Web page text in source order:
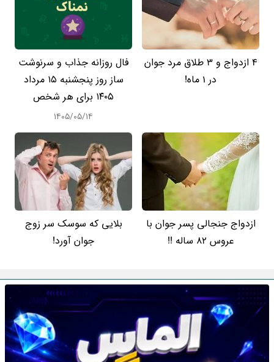
4 ازدواج و 3 طلاق مرد جوان
در 1 ماه!
فال روزانه جذاب و سرنوشت
ساز روز پنجشنبه ۱۵ مرداد
۱۴۰۵ برای هر شخص
۱۴۰۵/۰۵/۱۴
ازدواج جنجالی پسر جوان با
عروس 82 ساله !!
بلایی که سوسک سر زوج
جوان آورد!